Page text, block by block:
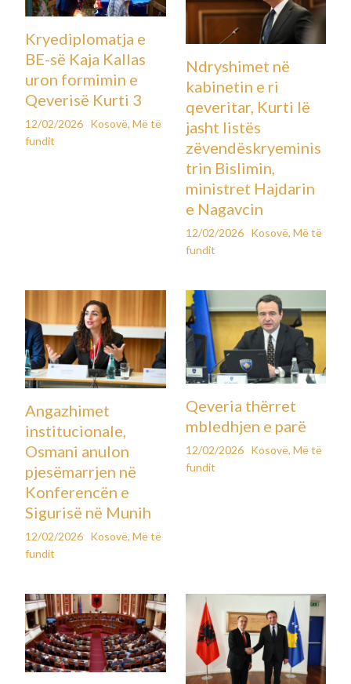
Kryediplomatja e
BE-së Kaja Kallas
uron formimin e
Qeverisë Kurti 3
12/02/2026 Kosovë,Më të
fundit
Ndryshimet në
kabinetin e ri
qeveritar, Kurti lë
jasht listës
zëvendëskryeminis
trin Bislimin,
ministret Hajdarin
e Nagavcin
12/02/2026 Kosovë, Më të
fundit
Angazhimet
institucionale,
Osmani anulon
pjesëmarrjen në
Konferencën e
Sigurisë në Munih
12/02/2026 Kosovë,Më të
fundit
Qeveria thërret
mbledhjen e parë
12/02/2026 Kosovë, Më të
fundit